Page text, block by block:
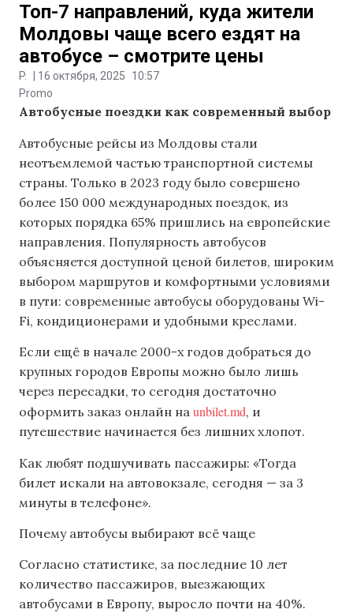
Топ-7 направлений, куда жители
Молдовы чаще всего ездят на
автобусе – смотрите цены
P. 16 октября, 2025
10:57
Promo
Автобусные поездки как современный выбор
Автобусные рейсы из Молдовы стали
неотъемлемой частью транспортной системы
страны. Только в 2023 году было совершено
более 150 000 международных поездок, из
которых порядка 65% пришлись на европейские
направления. Популярность автобусов
объясняется доступной ценой билетов, широким
выбором маршрутов и комфортными условиями
в пути: современные автобусы оборудованы Wi-
Fi, кондиционерами и удобными креслами.
Если ещё в начале 2000-х годов добраться до
крупных городов Европы можно было лишь
через пересадки, то сегодня достаточно
оформить заказ онлайн на unbilet.md, и
путешествие начинается без лишних хлопот.
Как любят подшучивать пассажиры: «Тогда
билет искали на автовокзале, сегодня — за 3
минуты в телефоне».
Почему автобусы выбирают всё чаще
Согласно статистике, за последние 10 лет
количество пассажиров, выезжающих
автобусами в Европу, выросло почти на 40%.